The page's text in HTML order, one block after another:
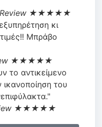
Review ★★★★★
κι
Μπράβο
★★★★★
το αντικείμενο
ικανοποίηση του
★★★★★